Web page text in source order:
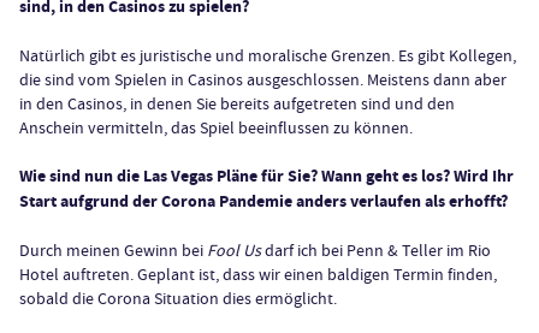
sind, in den Casinos zu spielen?
Natürlich gibt es juristische und moralische Grenzen. Es gibt Kollegen,
die sind vom Spielen in Casinos ausgeschlossen. Meistens dann aber
in den Casinos, in denen Sie bereits aufgetreten sind und den
Anschein vermitteln, das Spiel beeinflussen zu können.
Wie sind nun die Las Vegas Pläne für Sie? Wann geht es los? Wird Ihr
Start aufgrund der Corona Pandemie anders verlaufen als erhofft?
Durch meinen Gewinn bei Fool Usdarf ich bei Penn & Teller im Rio
Hotel auftreten. Geplant ist, dass wir einen baldigen Termin finden,
sobald die Corona Situation dies ermöglicht.